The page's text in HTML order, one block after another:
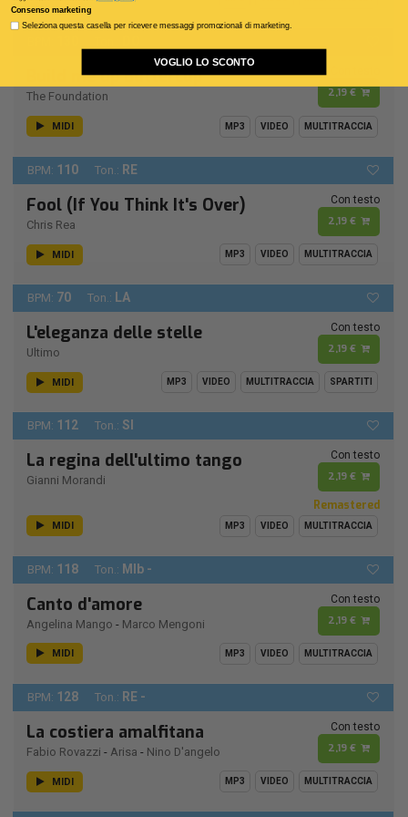
Build me up Buttercup
The Foundation 2,19 €
MIDI MP3 VIDEO MULTITRACCIA
BPM: 110 Ton.: RE
Fool (If You Think It's Over)
Chris Rea
Con testo
2,19 €
MIDI MP3 VIDEO MULTITRACCIA
BPM: 70 Ton.: LA
L'eleganza delle stelle
Ultimo
Con testo
2,19 €
MIDI MP3 VIDEO MULTITRACCIA SPARTITI
BPM: 112 Ton.: SI
La regina dell'ultimo tango
Gianni Morandi
Con testo
2,19 €
Remastered
MIDI MP3 VIDEO MULTITRACCIA
BPM: 118 Ton.: MIb -
Canto d'amore
Angelina Mango - Marco Mengoni
Con testo
2,19 €
MIDI MP3 VIDEO MULTITRACCIA
BPM: 128 Ton.: RE -
La costiera amalfitana
Fabio Rovazzi - Arisa - Nino D'angelo
Con testo
2,19 €
MIDI MP3 VIDEO MULTITRACCIA
Consenso marketing
Seleziona questa casella per ricevere messaggi promozionali di marketing.
VOGLIO LO SCONTO